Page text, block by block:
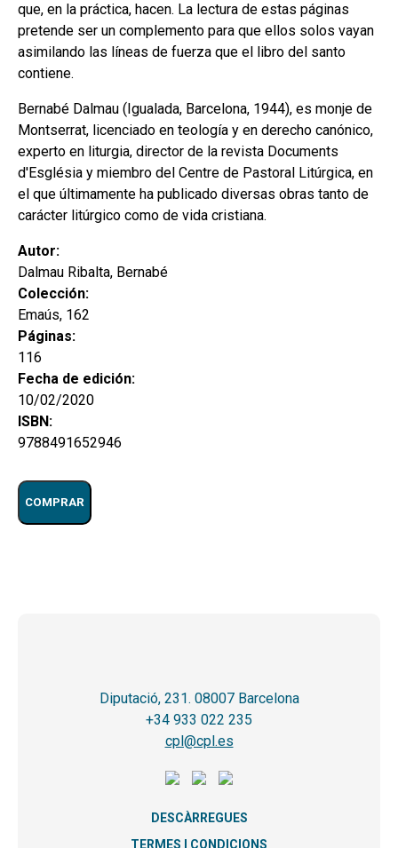
que, en la práctica, hacen. La lectura de estas páginas
pretende ser un complemento para que ellos solos vayan
asimilando las líneas de fuerza que el libro del santo
contiene.
Bernabé Dalmau (Igualada, Barcelona, 1944), es monje de
Montserrat, licenciado en teología y en derecho canónico,
experto en liturgia, director de la revista Documents
d'Església y miembro del Centre de Pastoral Litúrgica, en
el que últimamente ha publicado diversas obras tanto de
carácter litúrgico como de vida cristiana.
Autor:
Dalmau Ribalta, Bernabé
Colección:
Emaús, 162
Páginas:
116
Fecha de edición:
10/02/2020
ISBN:
9788491652946
COMPRAR
Diputació, 231. 08007 Barcelona
+34 933 022 235
cpl@cpl.es
DESCÀRREGUES
TERMES I CONDICIONS